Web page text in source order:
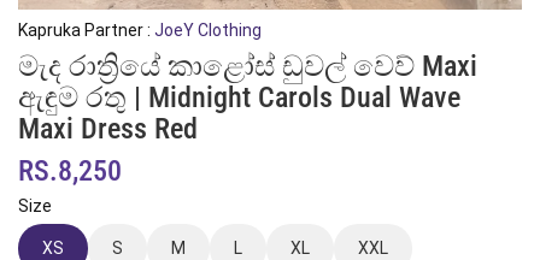
Kapruka Partner : JoeY Clothing
මැද රාත්‍රියේ කාළෝස් ඩුවල් වෙව් Maxi
ඇඳුම රතු | Midnight Carols Dual Wave
Maxi Dress Red
RS.8,250
Size
XS S M L XL XXL